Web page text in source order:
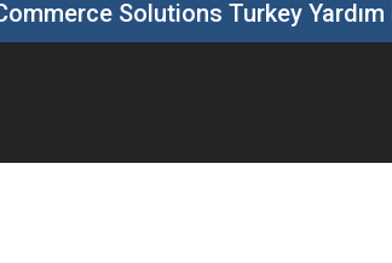
Solutions Turkey Yardım